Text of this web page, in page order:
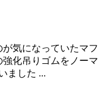
気になっていたマフ
化吊りゴムをノーマ
ました ...